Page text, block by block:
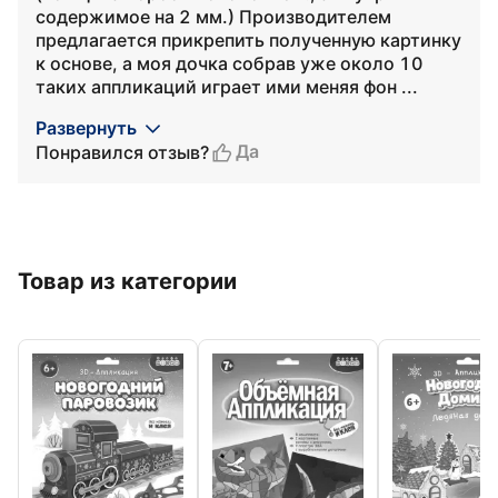
содержимое на 2 мм.) Производителем
предлагается прикрепить полученную картинку
к основе, а моя дочка собрав уже около 10
таких аппликаций играет ими меняя фон ...
Развернуть
Понравился отзыв?
Да
Товар из категории